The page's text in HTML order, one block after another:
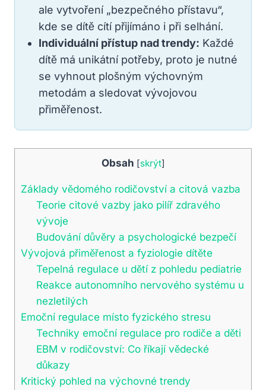
ale vytvoření „bezpečného přístavu“,
kde se dítě cítí přijímáno i při selhání.
Individuální přístup nad trendy: Každé
dítě má unikátní potřeby, proto je nutné
se vyhnout plošným výchovným
metodám a sledovat vývojovou
přiměřenost.
Obsah [skrýt]
Základy vědomého rodičovství a citová vazba
Teorie citové vazby jako pilíř zdravého
vývoje
Budování důvěry a psychologické bezpečí
Vývojová přiměřenost a fyziologie dítěte
Tepelná regulace u dětí z pohledu pediatrie
Reakce autonomního nervového systému u
nezletilých
Emoční regulace místo fyzického stresu
Techniky emoční regulace pro rodiče a děti
EBM v rodičovství: Co říkají vědecké
důkazy
Kritický pohled na výchovné trendy